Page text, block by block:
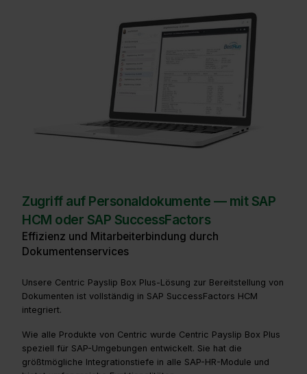
Zugriff auf Personaldokumente — mit SAP
HCM oder SAP SuccessFactors
Effizienz und Mitarbeiterbindung durch
Dokumentenservices
Unsere Centric Payslip Box Plus-Lösung zur Bereitstellung von
Dokumenten ist vollständig in SAP SuccessFactors HCM
integriert.
Wie alle Produkte von Centric wurde Centric Payslip Box Plus
speziell für SAP-Umgebungen entwickelt. Sie hat die
größtmögliche Integrationstiefe in alle SAP-HR-Module und